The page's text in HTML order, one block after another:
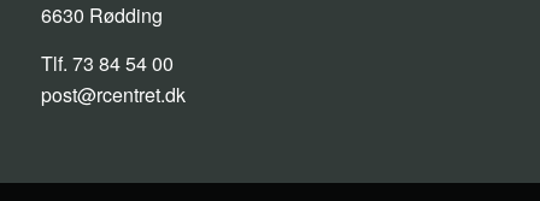
6630 Rødding
Tlf. 73 84 54 00
post@rcentret.dk